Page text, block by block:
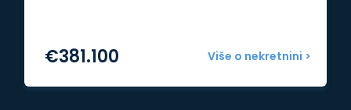
Više o nekretnini >
€381.100